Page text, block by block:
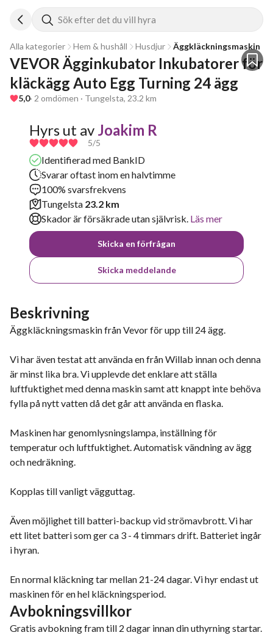
Sök efter det du vill hyra
Alla kategorier Hem & hushåll Husdjur Äggkläckningsmaskin
VEVOR Ägginkubator Inkubatorer för
kläckägg Auto Egg Turning 24 ägg
5,0· 2 omdömen · Tungelsta, 23.2 km
Hyrs ut av Joakim R
5/5
Identifierad med BankID
Svarar oftast inom en halvtimme
100% svarsfrekvens
Tungelsta 23.2 km
Skador är försäkrade utan självrisk. Läs mer
Skicka en förfrågan
Skicka meddelande
Beskrivning
Äggkläckningsmaskin från Vevor för upp till 24 ägg.
Vi har även testat att använda en från Willab innan och denna
är minst lika bra. Vi upplevde det enklare att ställa
luftfuktighet med denna maskin samt att knappt inte behöva
fylla på nytt vatten då det går att använda en flaska.
Maskinen har genomlysningslampa, inställning för
temperatur och luftfuktighet. Automatisk vändning av ägg
och nedräkning.
Kopplas till vanligt vägguttag.
Även möjlighet till batteri-backup vid strömavbrott. Vi har
ett litet batteri som ger ca 3 - 4 timmars drift. Batteriet ingår
i hyran.
En normal kläckning tar mellan 21-24 dagar. Vi hyr endast ut
maskinen för en hel kläckningsperiod.
Avbokningsvillkor
Gratis avbokning fram till 2 dagar innan din uthyrning startar.